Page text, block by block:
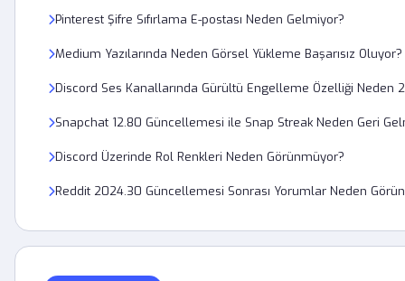
Pinterest Şifre Sıfırlama E-postası Neden Gelmiyor?
Medium Yazılarında Neden Görsel Yükleme Başarısız Oluyor?
Discord Ses Kanallarında Gürültü Engelleme Özelliği Neden
Snapchat 12.80 Güncellemesi ile Snap Streak Neden Geri
Discord Üzerinde Rol Renkleri Neden Görünmüyor?
Reddit 2024.30 Güncellemesi Sonrası Yorumlar Neden